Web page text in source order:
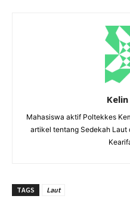
Mahasiswa aktif Poltekkes
artikel tentang Sedekah Laut
TAGS Laut